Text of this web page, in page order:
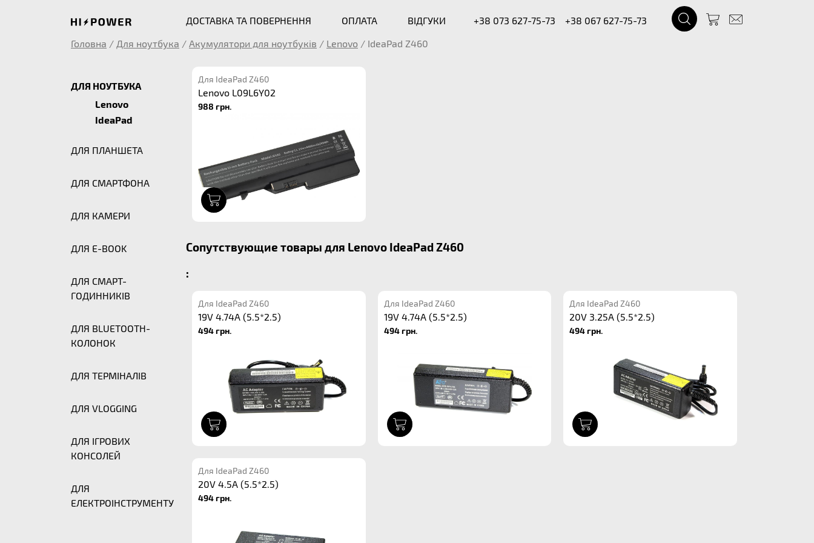
ДОСТАВКА ТА ПОВЕРНЕННЯ ОПЛАТА ВІДГУКИ +38 073 627-75-73
+38 067 627-75-73
Головна / Для ноутбука / Акумулятори для ноутбуків / Lenovo / IdeaPad Z460
ДЛЯ НОУТБУКА
Lenovo
IdeaPad
ДЛЯ ПЛАНШЕТА
ДЛЯ СМАРТФОНА
ДЛЯ КАМЕРИ
ДЛЯ E-BOOK
ДЛЯ СМАРТ-
ГОДИННИКІВ
ДЛЯ BLUETOOTH-
КОЛОНОК
ДЛЯ ТЕРМІНАЛІВ
ДЛЯ VLOGGING
ДЛЯ ІГРОВИХ
КОНСОЛЕЙ
ДЛЯ
ЕЛЕКТРОІНСТРУМЕНТУ
Для IdeaPad Z460
Lenovo L09L6Y02
988 грн.
Сопутствующие товары для Lenovo IdeaPad Z460
:
Для IdeaPad Z460
19V 4.74A (5.5*2.5)
494 грн.
Для IdeaPad Z460
19V 4.74A (5.5*2.5)
494 грн.
Для IdeaPad Z460
20V 3.25A (5.5*2.5)
494 грн.
Для IdeaPad Z460
20V 4.5A (5.5*2.5)
494 грн.